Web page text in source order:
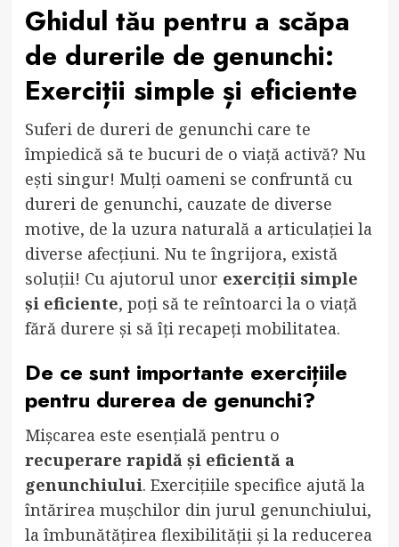
Ghidul tău pentru a scăpa
de durerile de genunchi:
Exerciții simple și eficiente
Suferi de dureri de genunchi care te
împiedică să te bucuri de o viață activă? Nu
ești singur! Mulți oameni se confruntă cu
dureri de genunchi, cauzate de diverse
motive, de la uzura naturală a articulației la
diverse afecțiuni. Nu te îngrijora, există
soluții! Cu ajutorul unor exerciții simple
și eficiente, poți să te reîntoarci la o viață
fără durere și să îți recapeți mobilitatea.
De ce sunt importante exercițiile
pentru durerea de genunchi?
Mișcarea este esențială pentru o
recuperare rapidă și eficientă a
genunchiului. Exercițiile specifice ajută la
întărirea mușchilor din jurul genunchiului,
la îmbunătățirea flexibilității și la reducerea